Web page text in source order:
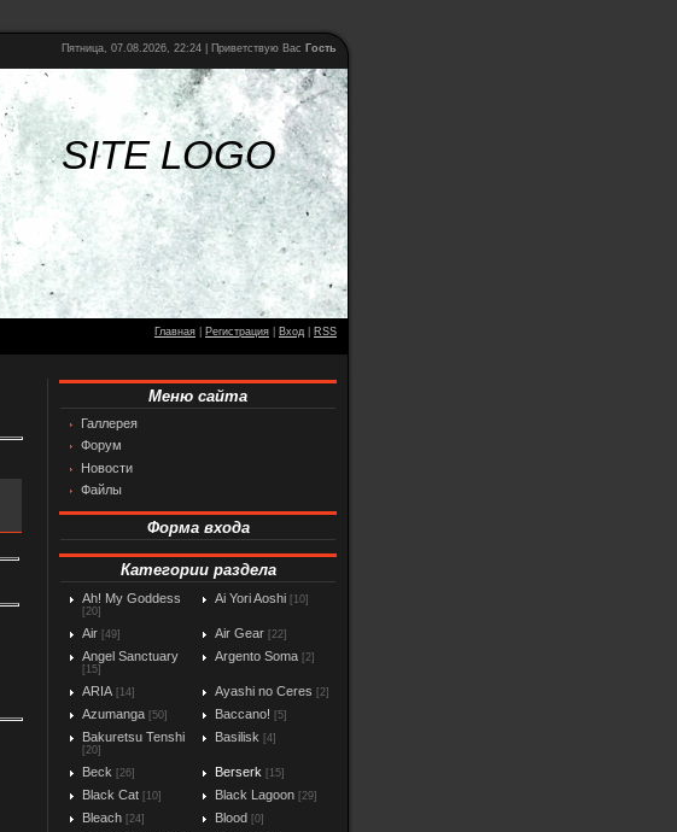
Пятница, 07.08.2026, 22:24 | Приветствую Вас Гость
SITE LOGO
Главная Регистрация Вход RSS
Меню сайта
Галлерея
Форум
Новости
Файлы
Форма входа
Категории раздела
Ah! My Goddess
[20]
Ai Yori Aoshi [10]
Air [49] Air Gear [22]
Angel Sanctuary
[15]
Argento Soma [2]
ARIA [14] Ayashi no Ceres [2]
Azumanga [50] Baccano! [5]
Bakuretsu Tenshi
[20]
Basilisk [4]
Beck [26] Berserk [15]
Black Cat [10] Black Lagoon [29]
Bleach [24] Blood [0]